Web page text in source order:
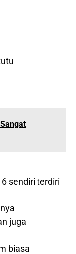
sendiri terdiri
juga
biasa